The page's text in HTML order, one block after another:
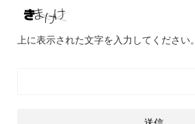
上に表示された文字を入力してください。